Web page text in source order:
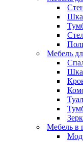
Мебель
Мебель в